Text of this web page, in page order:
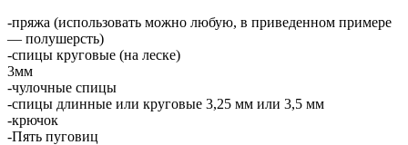
-пряжа (использовать можно любую, в приведенном примере
— полушерсть)
-спицы круговые (на леске)
3мм
-чулочные спицы
-спицы длинные или круговые 3,25 мм или 3,5 мм
-крючок
-Пять пуговиц